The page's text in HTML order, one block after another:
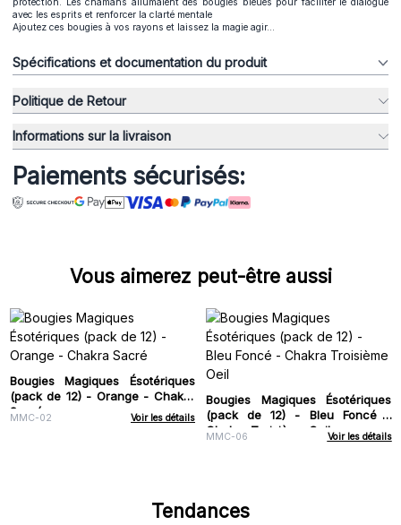
avec les esprits et renforcer la clarté mentale
Ajoutez ces bougies à vos rayons et laissez la magie agir...
Spécifications et documentation du produit
Politique de Retour
Informations sur la livraison
Paiements sécurisés:
Vous aimerez peut-être aussi
Bougies Magiques Ésotériques
(pack de 12) - Orange - Chakra
Sacré
MMC-02 Voir les détails
Bougies Magiques Ésotériques
(pack de 12) - Bleu Foncé -
Chakra Troisième Oeil
MMC-06 Voir les détails
Tendances